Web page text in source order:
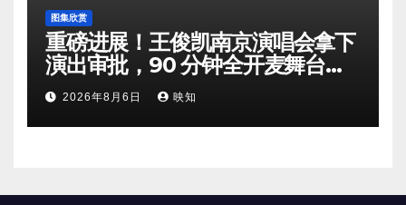
图集欣赏
重磅进展！王俊凯南京演唱会拿下
演出审批，90 分钟全开麦舞台即
将奔赴南京
2026年8月6日 映知